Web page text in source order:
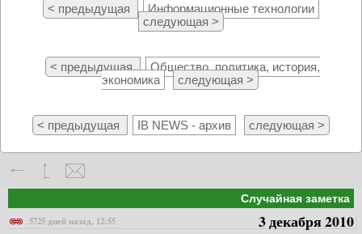
< предыдущая
Информационные технологии
следующая >
< предыдущая
Общество, политика, история,
экономика
следующая >
< предыдущая IB NEWS - архив следующая >
Случайная заметка
5725 дней назад, 12:55
3 декабря 2010